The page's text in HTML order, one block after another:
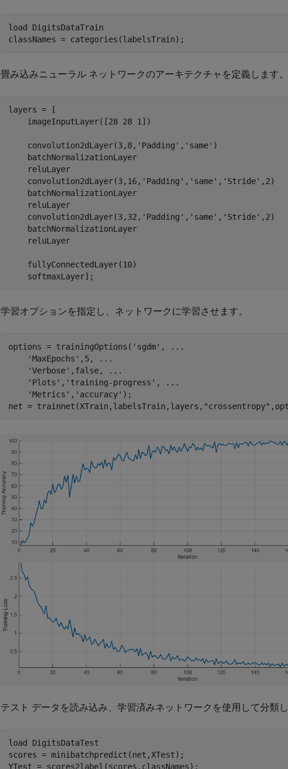
load DigitsDataTrain
classNames = categories(labelsTrain);
畳み込みニューラル ネットワークのアーキテクチャを定義します。
layers = [
    imageInputLayer([28 28 1])
    convolution2dLayer(3,8,
'Padding' , 'same' )
    batchNormalizationLayer
    reluLayer
    convolution2dLayer(3,16,
'Padding' , 'same' , 'Stride' ,2)
    batchNormalizationLayer
    reluLayer
    convolution2dLayer(3,32,
'Padding' , 'same' , 'Stride' ,2)
    batchNormalizationLayer
    reluLayer
    fullyConnectedLayer(10)
    softmaxLayer];
学習オプションを指定し、ネットワークに学習させます。
options = trainingOptions( 'sgdm' ,
...
'MaxEpochs' ,5,
...
'Verbose' ,false,
...
'Plots' , 'training-progress' ,
...
'Metrics' , 'accuracy' );
net = trainnet(XTrain,labelsTrain,layers, "crossentropy"
テスト データを読み込み、学習済みネットワークを使用して分類
load DigitsDataTest
scores = minibatchpredict(net,XTest);
YTest = scores2label(scores,classNames);